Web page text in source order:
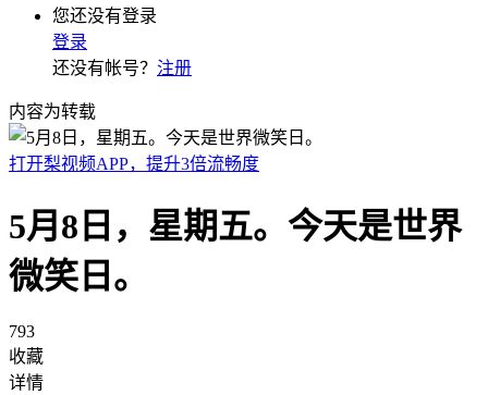
您还没有登录
登录
还没有帐号？ 注册
内容为转载
打开梨视频APP，提升3倍流畅度
5月8日，星期五。今天是世界
微笑日。
793
收藏
详情